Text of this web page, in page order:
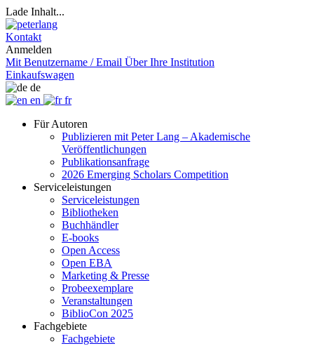
Lade Inhalt...
Kontakt
Anmelden
Mit Benutzername / Email Über Ihre Institution
Einkaufswagen
de
en
fr
Für Autoren
Publizieren mit Peter Lang – Akademische
Veröffentlichungen
Publikationsanfrage
2026 Emerging Scholars Competition
Serviceleistungen
Serviceleistungen
Bibliotheken
Buchhändler
E-books
Open Access
Open EBA
Marketing & Presse
Probeexemplare
Veranstaltungen
BiblioCon 2025
Fachgebiete
Fachgebiete